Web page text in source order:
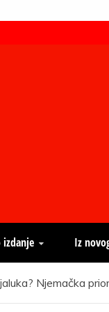
izdanje Iz
Njemačka